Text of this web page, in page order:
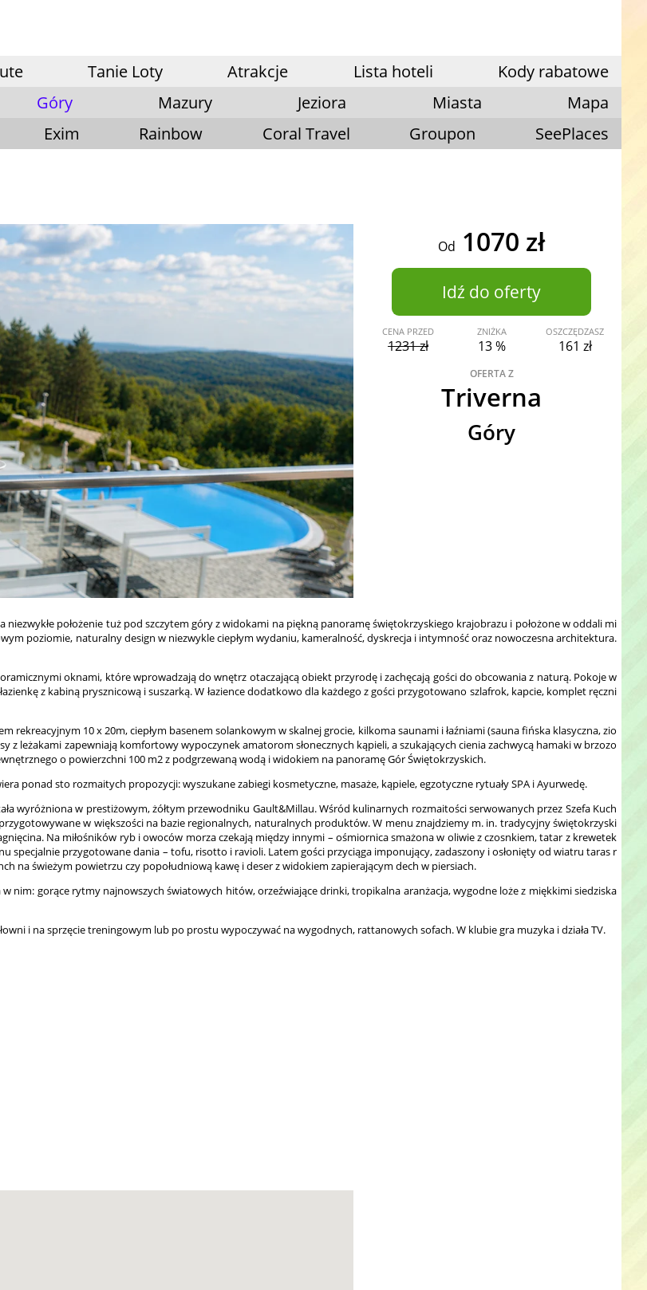
Tanie Loty Atrakcje Lista hoteli
Kody rabatowe
Góry Mazury Jeziora Miasta
Mapa
Exim Rainbow Coral Travel Groupon SeePlaces
Od 1070 zł
Idź do oferty
CENA PRZED
1231 zł
ZNIŻKA
13 %
OSZCZĘDZASZ
161 zł
OFERTA Z
Triverna
Góry
położenie tuż pod szczytem góry z widokami na piękną panoramę świętokrzyskiego krajobrazu i położone w oddali mi
poziomie, naturalny design w niezwykle ciepłym wydaniu, kameralność, dyskrecja i intymność oraz nowoczesna architektura.
oknami, które wprowadzają do wnętrz otaczającą obiekt przyrodę i zachęcają gości do obcowania z naturą. Pokoje w
z kabiną prysznicową i suszarką. W łazience dodatkowo dla każdego z gości przygotowano szlafrok, kapcie, komplet ręczni
10 x 20m, ciepłym basenem solankowym w skalnej grocie, kilkoma saunami i łaźniami (sauna fińska klasyczna, zio
z leżakami zapewniają komfortowy wypoczynek amatorom słonecznych kąpieli, a szukających cienia zachwycą hamaki w brzozo
o powierzchni 100 m2 z podgrzewaną wodą i widokiem na panoramę Gór Świętokrzyskich.
ponad sto rozmaitych propozycji: wyszukane zabiegi kosmetyczne, masaże, kąpiele, egzotyczne rytuały SPA i Ayurwedę.
wyróżniona w prestiżowym, żółtym przewodniku Gault&Millau. Wśród kulinarnych rozmaitości serwowanych przez Szefa Kuch
w większości na bazie regionalnych, naturalnych produktów. W menu znajdziemy m. in. tradycyjny świętokrzyski
Na miłośników ryb i owoców morza czekają między innymi – ośmiornica smażona w oliwie z czosnkiem, tatar z krewetek
specjalnie przygotowane dania – tofu, risotto i ravioli. Latem gości przyciąga imponujący, zadaszony i osłonięty od wiatru taras r
na świeżym powietrzu czy popołudniową kawę i deser z widokiem zapierającym dech w piersiach.
nim: gorące rytmy najnowszych światowych hitów, orzeźwiające drinki, tropikalna aranżacja, wygodne loże z miękkimi siedziska
i na sprzęcie treningowym lub po prostu wypoczywać na wygodnych, rattanowych sofach. W klubie gra muzyka i działa TV.